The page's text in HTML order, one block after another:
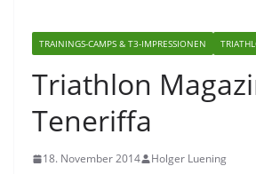
TRAININGS-CAMPS & T3-IMPRESSIONEN
Triathlon
Teneriffa
18. November 2014 Holger Luening